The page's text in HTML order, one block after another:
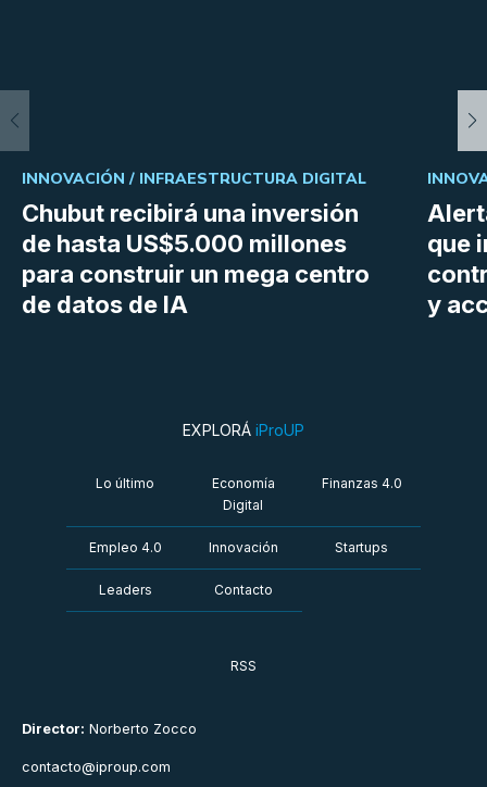
Chubut recibirá una inversión
de hasta US$5.000 millones
para construir un mega centro
de datos de IA
INNOVACIÓN / INFRAESTRUCTURA DIGITAL
que
y
Director: Norberto Zocco
contacto@iproup.com
EXPLORÁ iProUP
Lo último
Economía
Digital
Finanzas 4.0
Empleo 4.0 Innovación Startups
Leaders Contacto
RSS